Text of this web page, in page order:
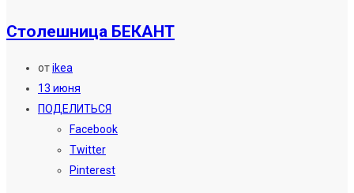
Столешница БЕКАНТ
отikea
13 июня
ПОДЕЛИТЬСЯ
Facebook
Twitter
Pinterest